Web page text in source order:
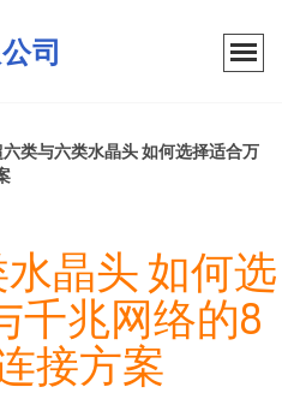
司
六类与六类水晶头 如何选择适合万
晶头 如何选
千兆网络的8
接方案